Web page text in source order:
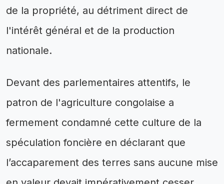
de la propriété, au détriment direct de
l'intérêt général et de la production
nationale.
Devant des parlementaires attentifs, le
patron de l'agriculture congolaise a
fermement condamné cette culture de la
spéculation foncière en déclarant que
l’accaparement des terres sans aucune mise